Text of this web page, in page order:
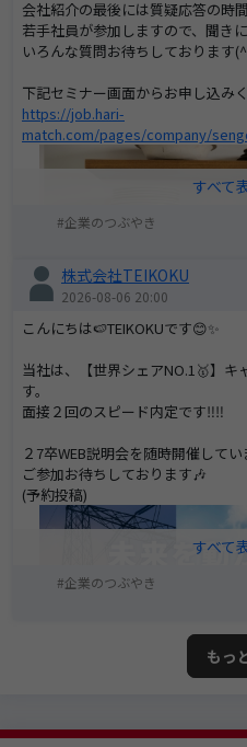
会社紹介の最後には質疑応答の時
若手社員が参加しますので、聞き
いろんな質問お待ちしております
下記セミナー画面からお申し込み
https://job.hari-
match.com/pages/company/
企業のつぶやき
株式会社TEIKOKU
2026-08-06 20:00
こんにちは🍉TEIKOKUです😊✨
当社は、【世界シェアNO.1🥇】
す。
面接２回のスピード内定です‼️‼️
２7卒WEB説明会を随時開催してい
ご参加お待ちしております🎶
(予約投稿)
企業のつぶやき
もっ